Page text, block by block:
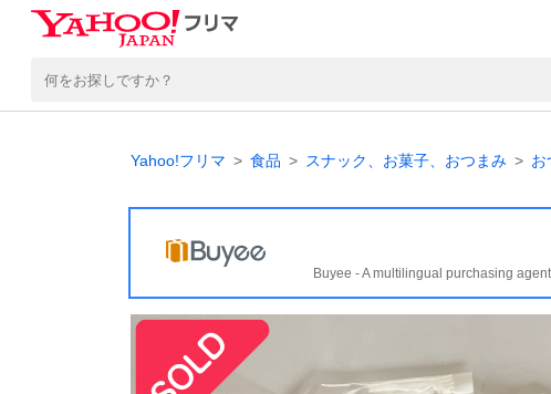
Yahoo!フリマ 食品 スナック、お菓子、おつまみ お
Buyee - A multilingual purchasing